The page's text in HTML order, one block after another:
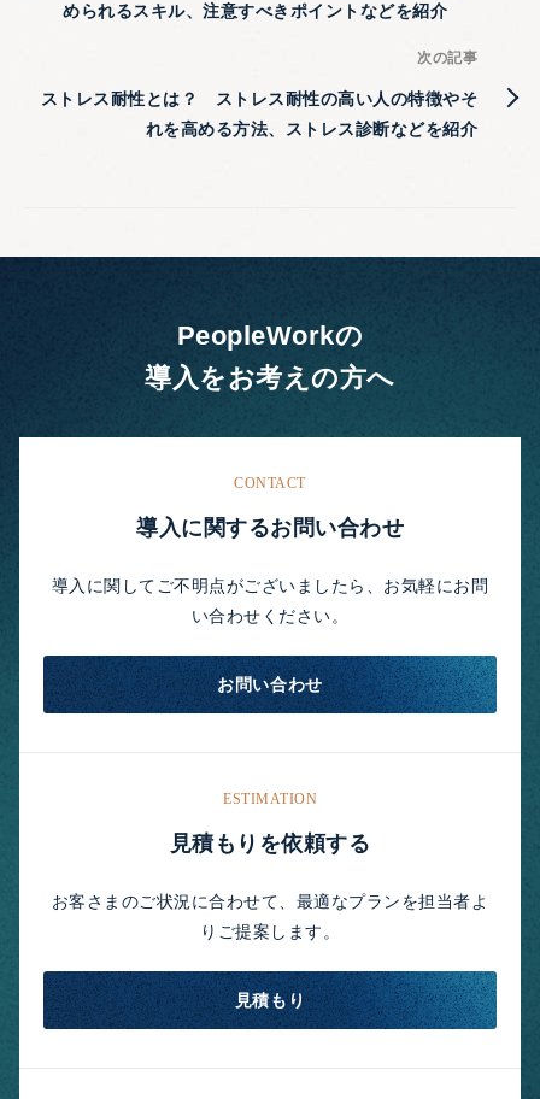
められるスキル、注意すべきポイントなどを紹介
次の記事
ストレス耐性とは？ ストレス耐性の高い人の特徴やそ
れを高める方法、ストレス診断などを紹介
PeopleWorkの
導入をお考えの方へ
CONTACT
導入に関するお問い合わせ
導入に関してご不明点がございましたら、お気軽にお問
い合わせください。
お問い合わせ
ESTIMATION
見積もりを依頼する
お客さまのご状況に合わせて、最適なプランを担当者よ
りご提案します。
見積もり